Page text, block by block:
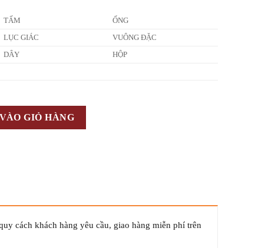
TẤM ỐNG
LỤC GIÁC VUÔNG ĐẶC
DÂY HỘP
GIỎ HÀNG
cách khách hàng yêu cầu, giao hàng miễn phí trên